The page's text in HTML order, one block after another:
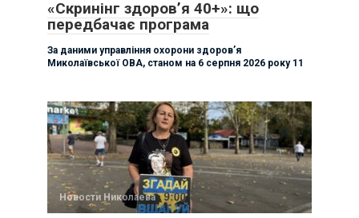
«Скринінг здоров’я 40+»: що
передбачає програма
За даними управління охорони здоровʼя
Миколаївської ОВА, станом на 6 серпня 2026 року 11
Новости Николаева